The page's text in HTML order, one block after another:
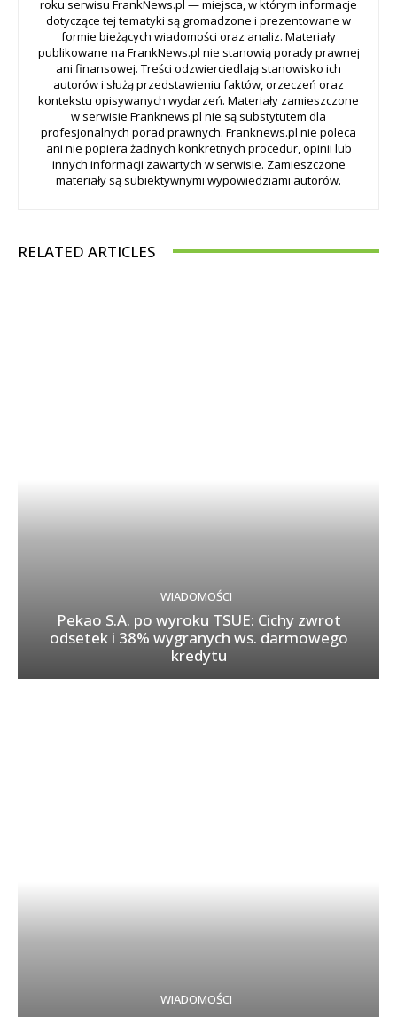
roku serwisu FrankNews.pl — miejsca, w którym informacje
dotyczące tej tematyki są gromadzone i prezentowane w
formie bieżących wiadomości oraz analiz. Materiały
publikowane na FrankNews.pl nie stanowią porady prawnej
ani finansowej. Treści odzwierciedlają stanowisko ich
autorów i służą przedstawieniu faktów, orzeczeń oraz
kontekstu opisywanych wydarzeń. Materiały zamieszczone
w serwisie Franknews.pl nie są substytutem dla
profesjonalnych porad prawnych. Franknews.pl nie poleca
ani nie popiera żadnych konkretnych procedur, opinii lub
innych informacji zawartych w serwisie. Zamieszczone
materiały są subiektywnymi wypowiedziami autorów.
RELATED ARTICLES
WIADOMOŚCI
Pekao S.A. po wyroku TSUE: Cichy zwrot
odsetek i 38% wygranych ws. darmowego
kredytu
WIADOMOŚCI